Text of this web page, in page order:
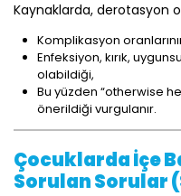
Kaynaklarda, derotasyon
Komplikasyon
Enfeksiyon, kırık,
olabildiği,
Bu yüzden “otherwise
önerildiği vurgulanır.
Çocuklarda İçe
Sorulan Sorular